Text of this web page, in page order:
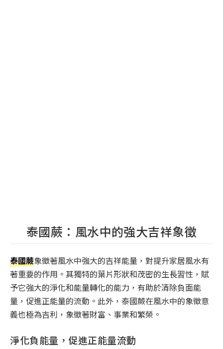
泰國蕨：風水中的強大吉祥象徵
泰國蕨象徵著風水中強大的吉祥能量，對提升家居風水有
著重要的作用。其獨特的葉片形狀和茂密的生長習性，賦
予它強大的淨化和能量轉化的能力，有助於清除負面能
量，促進正能量的流動。此外，泰國蕨在風水中的象徵意
義也極為吉利，象徵著財富、事業和繁榮。
淨化負能量，促進正能量流動